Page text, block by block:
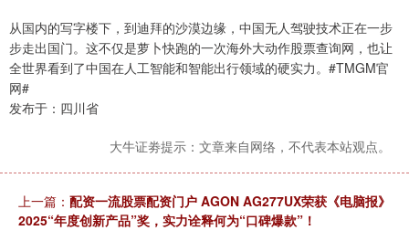
从国内的写字楼下，到迪拜的沙漠边缘，中国无人驾驶技术正在一步
步走出国门。这不仅是萝卜快跑的一次海外大动作股票查询网，也让
全世界看到了中国在人工智能和智能出行领域的硬实力。#TMGM官
网#
发布于：四川省
大牛证劵提示：文章来自网络，不代表本站观点。
上一篇： 配资一流股票配资门户 AGON AG277UX荣获《电脑报》
2025“年度创新产品”奖，实力诠释何为“口碑爆款”！